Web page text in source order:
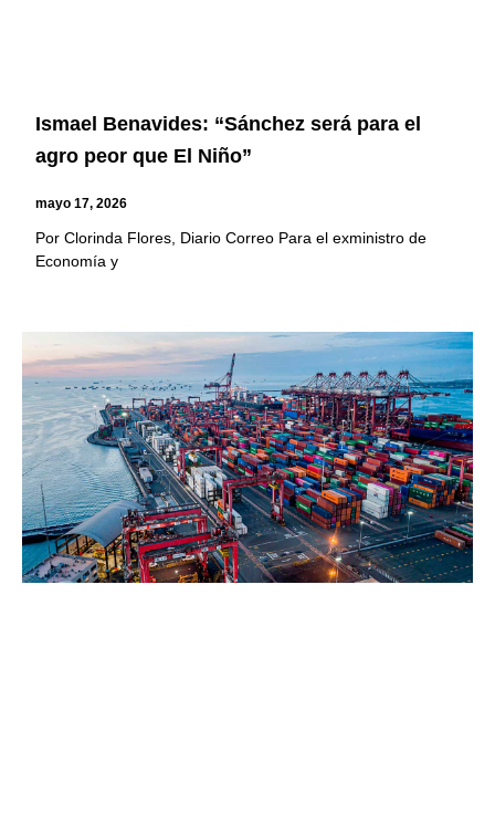
Ismael Benavides: “Sánchez será para el
agro peor que El Niño”
mayo 17, 2026
Por Clorinda Flores, Diario Correo Para el exministro de
Economía y